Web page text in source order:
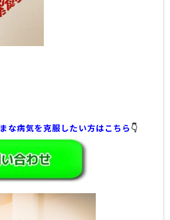
な病気を克服したい方はこちら 👇